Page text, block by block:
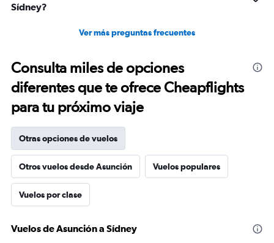
Sídney?
Ver más preguntas frecuentes
Consulta miles de opciones
diferentes que te ofrece Cheapflights
para tu próximo viaje
Otras opciones de vuelos
Otros vuelos desde Asunción Vuelos populares
Vuelos por clase
Vuelos de Asunción a Sídney